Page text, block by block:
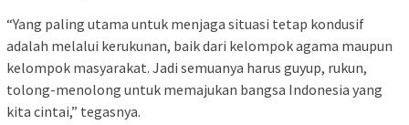
“Yang paling utama untuk menjaga situasi tetap kondusif
adalah melalui kerukunan, baik dari kelompok agama maupun
kelompok masyarakat. Jadi semuanya harus guyup, rukun,
tolong-menolong untuk memajukan bangsa Indonesia yang
kita cintai,” tegasnya.